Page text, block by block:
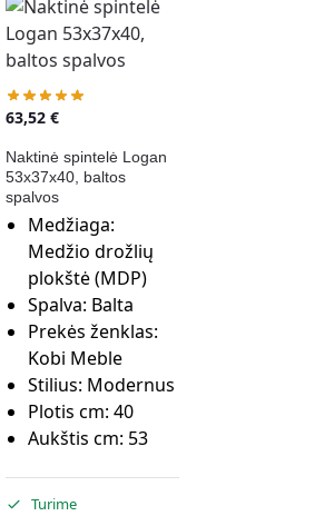
63,52 €
Naktinė spintelė Logan
53x37x40, baltos
spalvos
Medžiaga:
Medžio drožlių
plokštė (MDP)
Spalva: Balta
Prekės ženklas:
Kobi Meble
Stilius: Modernus
Plotis cm: 40
Aukštis cm: 53
Turime